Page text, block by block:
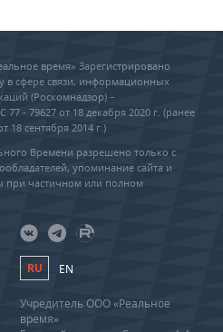
время» Зарегистрировано
в сфере связи, информационных
(Роскомнадзор) –
- 79627 от 18 декабря 2020 г. (ранее
18 сентября 2014 г.)
Времени разрешено только с
упоминание сайта и
при частичном или полном
RU EN
Учредитель ООО «Реальное
время»